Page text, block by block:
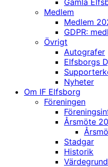
Gamla
Medlem
Medlem
GDPR:
Övrigt
Autografer
Elfsborgs
Nyheter
Om IF Elfsborg
Föreningen
Årsmöte
Stadgar
Historik
Värdegrund